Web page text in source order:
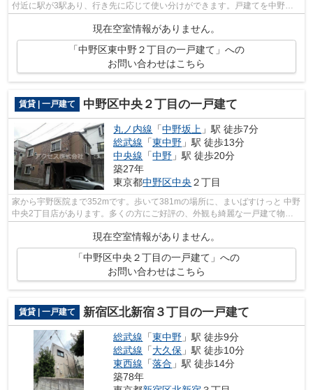
付近に駅が3駅あり、行き先に応じて使い分けができます。戸建てを中野区
現在空室情報がありません。
「中野区東中野２丁目の一戸建て」への
お問い合わせはこちら
賃貸 | 一戸建て 中野区中央２丁目の一戸建て
丸ノ内線 「中野坂上 」駅 徒歩7分
総武線 「東中野 」駅 徒歩13分
中央線 「中野 」駅 徒歩20分
築27年
東京都中野区中央 ２丁目
家から宇野医院まで352mです。歩いて381mの場所に、まいばすけっと 中野
中央2丁目店があります。多くの方にご好評の、外観も綺麗な一戸建て物件
です。アクセスで紹介する、中野区の一...
現在空室情報がありません。
「中野区中央２丁目の一戸建て」への
お問い合わせはこちら
賃貸 | 一戸建て 新宿区北新宿３丁目の一戸建て
総武線 「東中野 」駅 徒歩9分
総武線 「大久保 」駅 徒歩10分
東西線 「落合 」駅 徒歩14分
築78年